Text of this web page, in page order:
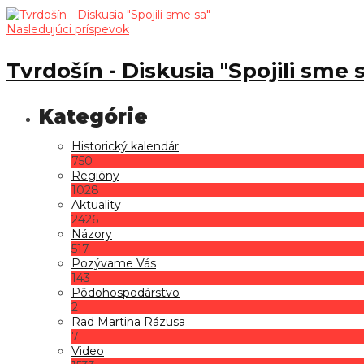
Nasledujúci príspevok
Tvrdošín - Diskusia "Spojili sme
Historický kalendár
750
Regióny
1028
Aktuality
2426
Názory
517
Pozývame Vás
143
Pôdohospodárstvo
2
Rad Martina Rázusa
7
Video